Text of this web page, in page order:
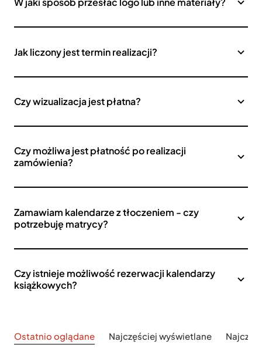
Jak liczony jest termin realizacji?
Czy wizualizacja jest płatna?
Czy możliwa jest płatność po realizacji
zamówienia?
Zamawiam kalendarze z tłoczeniem - czy
potrzebuję matrycy?
Czy istnieje możliwość rezerwacji kalendarzy
książkowych?
Ostatnio oglądane Najczęściej wyświetlane